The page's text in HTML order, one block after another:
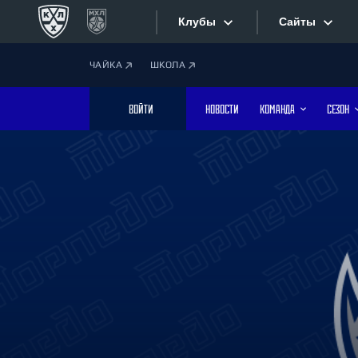
Клубы
Дивизион Боброва
Лада
Сайты
Текстовые
Фотобанк
ЧАЙКА ШКОЛА
ВОЙТИ НОВОСТИ КОМАНДА СЕЗОН